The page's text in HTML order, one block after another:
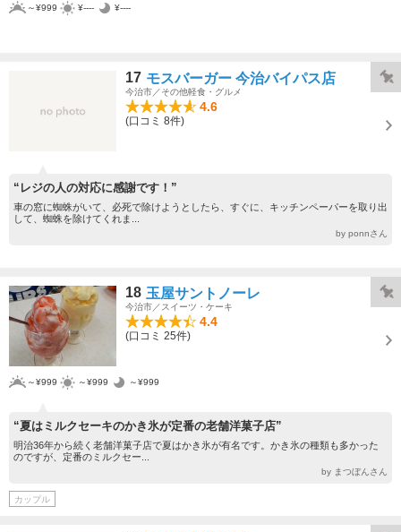
～¥999 ¥---- ¥----
17 モスバーガー 今治バイパス店
今治市／その他軽食・グルメ
4.6
(口コミ 8件)
“レジの人の対応に感謝です！”
車の窓に蜘蛛がいて、必死で除けようとしたら、すぐに、キッチンペーパーを取り出
して、蜘蛛を除けてくれま...
by ponnさん
18 玉屋サントノーレ
今治市／スイーツ・ケーキ
4.4
(口コミ 25件)
～¥999 ～¥999 ～¥999
“夏はミルクセーキのかき氷が定番の老舗洋菓子店”
明治36年から続く老舗洋菓子店で夏はかき氷が有名です。かき氷の種類も多かった
のですが、定番のミルクセー...
by まつぼんさん
カップル